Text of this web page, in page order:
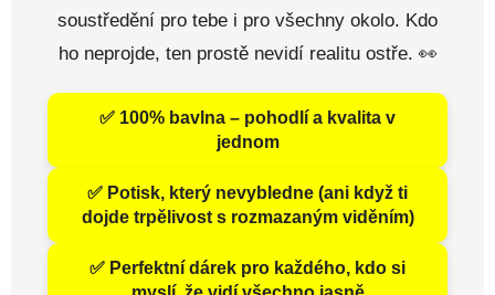
soustředění pro tebe i pro všechny okolo. Kdo
ho neprojde, ten prostě nevidí realitu ostře. 👀
✅ 100% bavlna – pohodlí a kvalita v
jednom
✅ Potisk, který nevybledne (ani když ti
dojde trpělivost s rozmazaným viděním)
✅ Perfektní dárek pro každého, kdo si